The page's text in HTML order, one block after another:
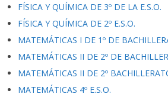
FÍSICA Y QUÍMICA DE 3º DE LA E.S.O.
FÍSICA Y QUÍMICA DE 2º E.S.O.
MATEMÁTICAS I DE 1º DE
MATEMÁTICAS II DE 2º DE
MATEMÁTICAS II DE 2º
MATEMÁTICAS 4º E.S.O.